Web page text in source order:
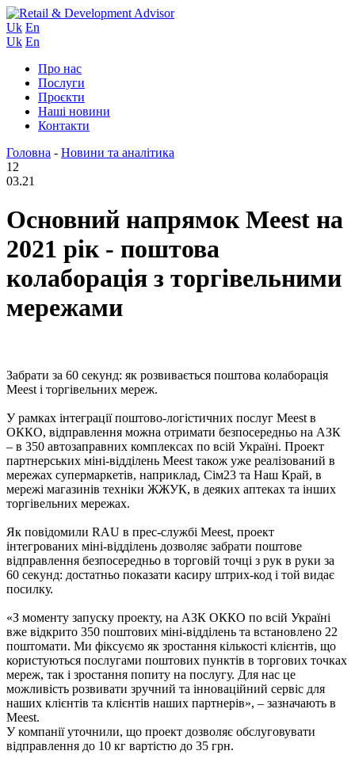
Uk En
Uk En
Про нас
Послуги
Проєкти
Наші новини
Контакти
Головна - Новини та аналітика
12
03.21
Основний напрямок Meest на
2021 рік - поштова
колаборація з торгівельними
мережами
Забрати за 60 секунд: як розвивається поштова колаборація
Meest і торгівельних мереж.
У рамках інтеграції поштово-логістичних послуг Meest в
ОККО, відправлення можна отримати безпосередньо на АЗК
– в 350 автозаправних комплексах по всій Україні. Проект
партнерських міні-відділень Meest також уже реалізований в
мережах супермаркетів, наприклад, Сім23 та Наш Край, в
мережі магазинів техніки ЖЖУК, в деяких аптеках та інших
торгівельних мережах.
Як повідомили RAU в прес-службі Meest, проект
інтегрованих міні-відділень дозволяє забрати поштове
відправлення безпосередньо в торговій точці з рук в руки за
60 секунд: достатньо показати касиру штрих-код і той видає
посилку.
«З моменту запуску проекту, на АЗК ОККО по всій Україні
вже відкрито 350 поштових міні-відділень та встановлено 22
поштомати. Ми фіксуємо як зростання кількості клієнтів, що
користуються послугами поштових пунктів в торгових точках
мереж, так і зростання попиту на послугу. Для нас це
можливість розвивати зручний та інноваційний сервіс для
наших клієнтів та клієнтів наших партнерів», – зазначають в
Meest.
У компанії уточнили, що проект дозволяє обслуговувати
відправлення до 10 кг вартістю до 35 грн.